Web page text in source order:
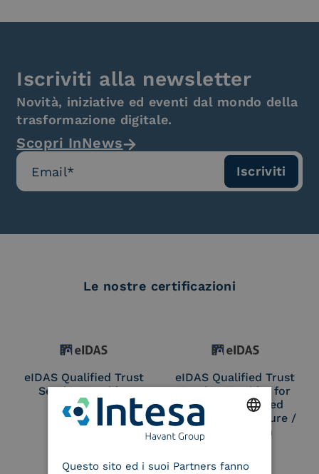
Iscriviti alla newsletter
Novità, iniziative ed eventi dal mondo della
trasformazione digitale.
Scopri InNews
Le nostre certificazioni
eIDAS Qualified Trust
Service Provider
eIDAS Qualified Trust
Service Provider for
Remote Qualified
Electronic Signature /
Seal Creation
ITALIAN
Questo sito ed i suoi Partners fanno